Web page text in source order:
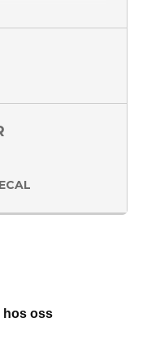
hos oss